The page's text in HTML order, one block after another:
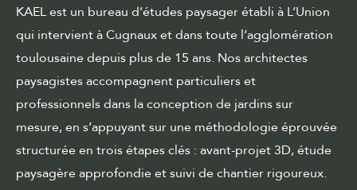
KAEL est un bureau d’études paysager établi à L’Union
qui intervient à Cugnaux et dans toute l’agglomération
toulousaine depuis plus de 15 ans. Nos architectes
paysagistes accompagnent particuliers et
professionnels dans la conception de jardins sur
mesure, en s’appuyant sur une méthodologie éprouvée
structurée en trois étapes clés : avant-projet 3D, étude
paysagère approfondie et suivi de chantier rigoureux.